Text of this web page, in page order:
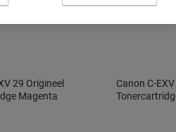
29 Origineel
Magenta
Canon C-